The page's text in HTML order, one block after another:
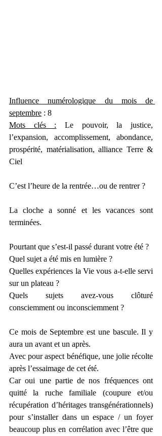
Influence numérologique du mois de
septembre : 8
Mots clés : Le pouvoir, la justice,
l’expansion, accomplissement, abondance,
prospérité, matérialisation, alliance Terre &
Ciel
C’est l’heure de la rentrée…ou de rentrer ?
La cloche a sonné et les vacances sont
terminées.
Pourtant que s’est-il passé durant votre été ?
Quel sujet a été mis en lumière ?
Quelles expériences la Vie vous a-t-elle servi
sur un plateau ?
Quels sujets avez-vous clôturé
consciemment ou inconsciemment ?
Ce mois de Septembre est une bascule. Il y
aura un avant et un après.
Avec pour aspect bénéfique, une jolie récolte
après l’essaimage de cet été.
Car oui une partie de nos fréquences ont
quitté la ruche familiale (coupure et/ou
récupération d’héritages transgénérationnels)
pour s’installer dans un espace / un foyer
beaucoup plus en corrélation avec l’être que